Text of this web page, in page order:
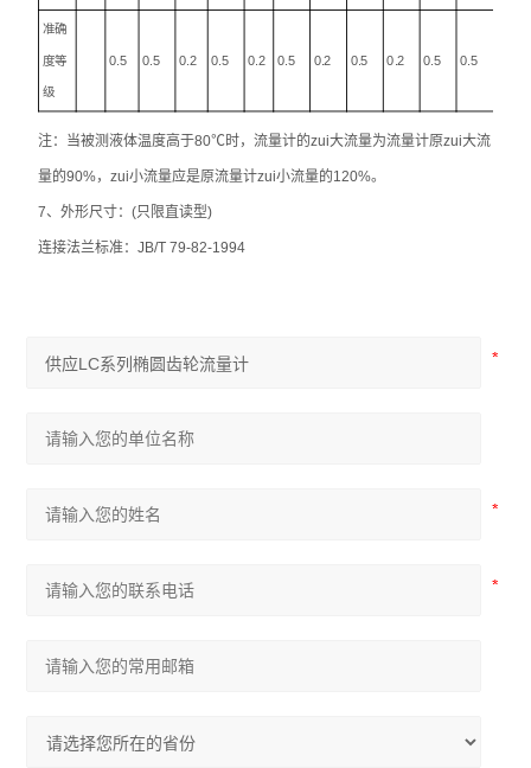
准确
度等
级
0.5 0.5 0.2 0.5 0.2 0.5 0.2 0.5 0.2 0.5 0.5
注：当被测液体温度高于80℃时，流量计的zui大流量为流量计原zui大流
量的90%，zui小流量应是原流量计zui小流量的120%。
7、外形尺寸：(只限直读型)
连接法兰标准：JB/T 79-82-1994